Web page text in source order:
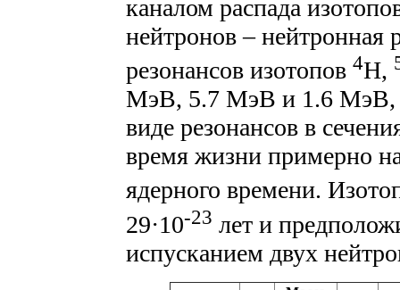
каналом распада
нейтронов –
резонансов изотопов 4H,
МэВ, 5.7 МэВ и 1.6 МэВ,
виде резонансов в
время жизни примерно
ядерного времени.
29·10-23 лет и
испусканием двух